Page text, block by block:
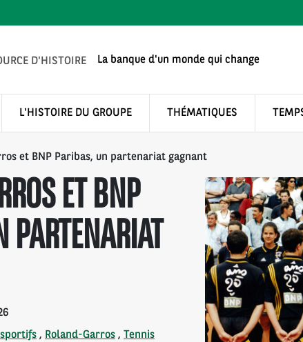
D'HISTOIRE La banque d'un monde qui change
L'HISTOIRE DU GROUPE THÉMATIQUES
et BNP Paribas, un partenariat gagnant
ET BNP
PARTENARIAT
, Roland-Garros , Tennis